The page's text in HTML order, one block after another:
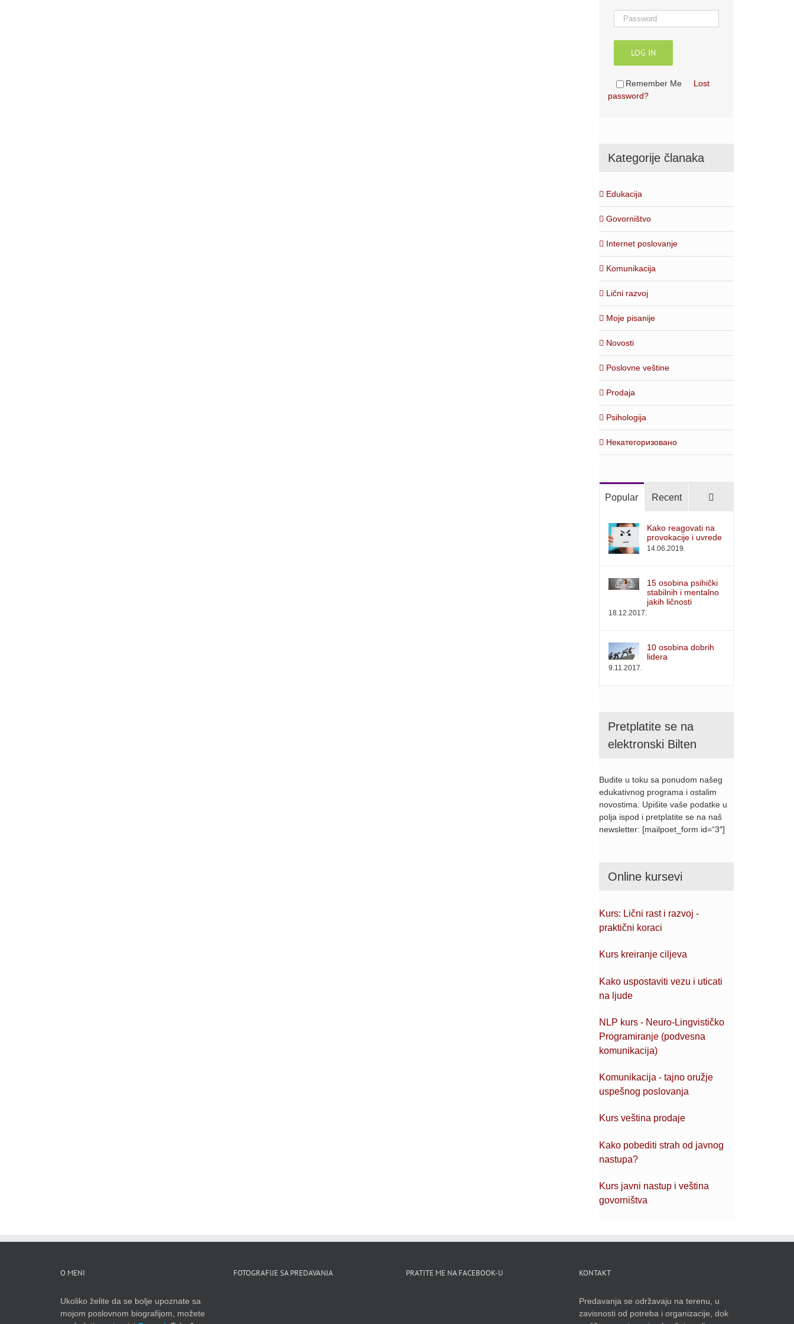
LOG IN
Remember Me
Lost
password?
Kategorije članaka
Edukacija
Govorništvo
Internet poslovanje
Komunikacija
Lični razvoj
Moje pisanije
Novosti
Poslovne veštine
Prodaja
Psihologija
Некатегоризовано
Popular Recent
Kako reagovati na
provokacije i uvrede
14.06.2019.
15 osobina psihički
stabilnih i mentalno
jakih ličnosti
18.12.2017.
10 osobina dobrih
lidera
9.11.2017.
Pretplatite se na
elektronski Bilten
Budite u toku sa ponudom našeg
edukativnog programa i ostalim
novostima. Upišite vaše podatke u
polja ispod i pretplatite se na naš
newsletter: [mailpoet_form id=“3″]
Online kursevi
Kurs: Lični rast i razvoj -
praktični koraci
Kurs kreiranje ciljeva
Kako uspostaviti vezu i uticati
na ljude
NLP kurs - Neuro-Lingvističko
Programiranje (podvesna
komunikacija)
Komunikacija - tajno oružje
uspešnog poslovanja
Kurs veština prodaje
Kako pobediti strah od javnog
nastupa?
Kurs javni nastup i veština
govorništva
O MENI
Ukoliko želite da se bolje upoznate sa
mojom poslovnom biografijom, možete
FOTOGRAFIJE SA PREDAVANJA PRATITE ME NA FACEBOOK-U KONTAKT
Predavanja se održavaju na terenu, u
zavisnosti od potreba i organizacije, dok